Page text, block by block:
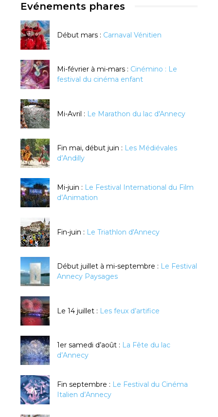
Evénements phares
Début mars : Carnaval Vénitien
Mi-février à mi-mars : Cinémino : Le
festival du cinéma enfant
Mi-Avril : Le Marathon du lac d'Annecy
Fin mai, début juin : Les Médiévales
d’Andilly
Mi-juin : Le Festival International du Film
d’Animation
Fin-juin : Le Triathlon d'Annecy
Début juillet à mi-septembre : Le Festival
Annecy Paysages
Le 14 juillet : Les feux d’artifice
1er samedi d’août : La Fête du lac
d’Annecy
Fin septembre : Le Festival du Cinéma
Italien d’Annecy